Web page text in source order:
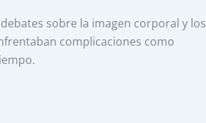
sobre la imagen corporal y los
complicaciones como